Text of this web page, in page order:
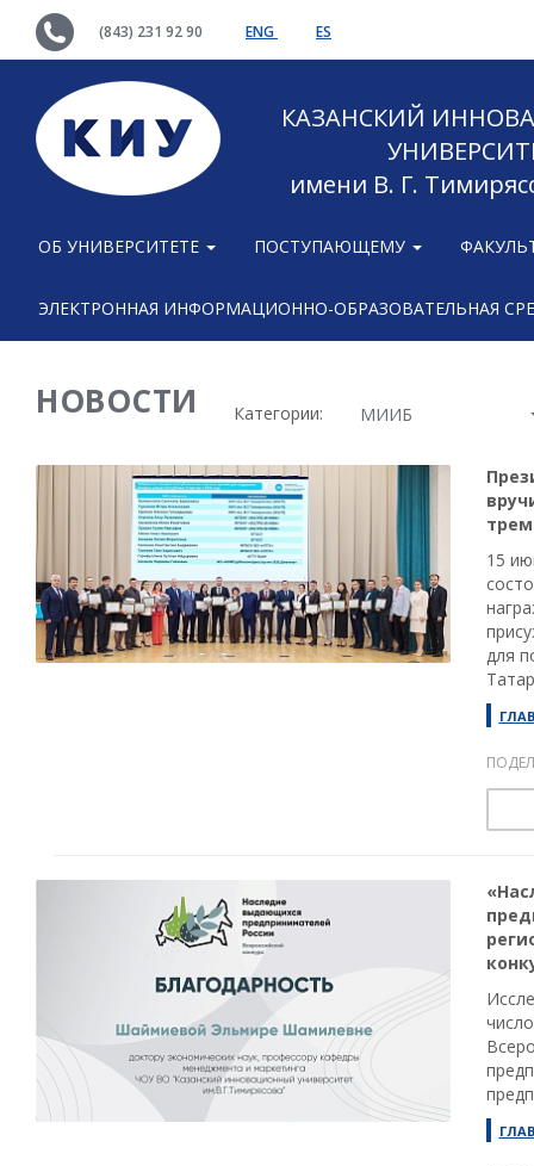
(843) 231 92 90 ENG ES
КАЗАНСКИЙ
имени В. Г.
ОБ УНИВЕРСИТЕТЕ ПОСТУПАЮЩЕМУ
ЭЛЕКТРОННАЯ ИНФОРМАЦИОННО-ОБРАЗОВАТЕЛЬНАЯ
НОВОСТИ Категории: МИИБ
15
для